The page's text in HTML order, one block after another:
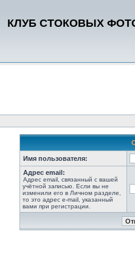
КЛУБ СТОКОВЫХ
Имя пользователя:
Адрес email:
Адрес email, связанный с вашей
учётной записью. Если вы не
изменили его в Личном разделе,
то это адрес e-mail, указанный
вами при регистрации.